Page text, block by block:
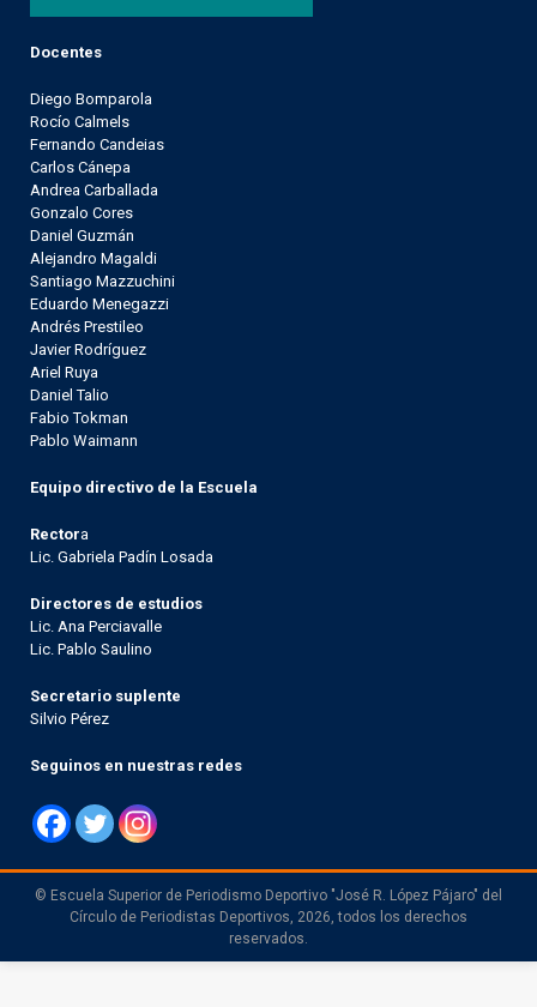
Docentes
Diego Bomparola
Rocío Calmels
Fernando Candeias
Carlos Cánepa
Andrea Carballada
Gonzalo Cores
Daniel Guzmán
Alejandro Magaldi
Santiago Mazzuchini
Eduardo Menegazzi
Andrés Prestileo
Javier Rodríguez
Ariel Ruya
Daniel Talio
Fabio Tokman
Pablo Waimann
Equipo directivo de la Escuela
Rectora
Lic. Gabriela Padín Losada
Directores de estudios
Lic. Ana Perciavalle
Lic. Pablo Saulino
Secretario suplente
Silvio Pérez
Seguinos en nuestras redes
© Escuela Superior de Periodismo Deportivo "José R. López Pájaro" del
Círculo de Periodistas Deportivos, 2026, todos los derechos
reservados.